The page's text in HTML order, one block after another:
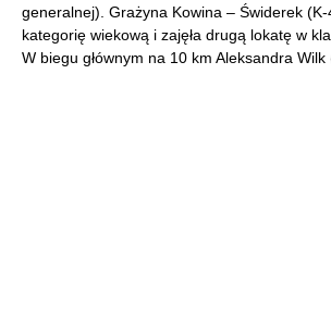
generalnej). Grażyna Kowina – Świderek (K-
kategorię wiekową i zajęła drugą lokatę w
W biegu głównym na 10 km Aleksandra Wilk